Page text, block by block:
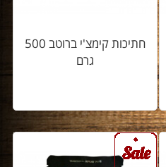
חתיכות קימצ'י ברוטב 500
גרם